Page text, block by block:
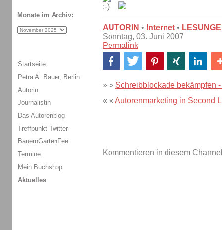
AUTORIN • Internet •
Sonntag, 03. Juni 2007
Permalink
» » Schreibblockade bekämpfen -
« « Autorenmarketing in Second
Kommentieren in diesem
Monate im Archiv:
Startseite
Petra A. Bauer, Berlin
Autorin
Journalistin
Das Autorenblog
Treffpunkt Twitter
BauernGartenFee
Termine
Mein Buchshop
Aktuelles